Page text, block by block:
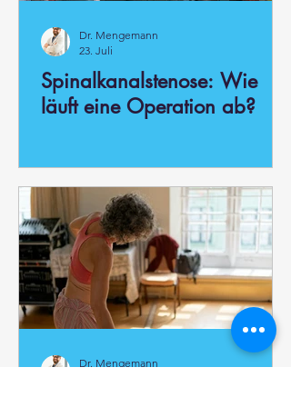
Spinalkanalstenose: Wie
läuft eine Operation ab?
Dr. Mengemann
23. Juli
Dr. Mengemann